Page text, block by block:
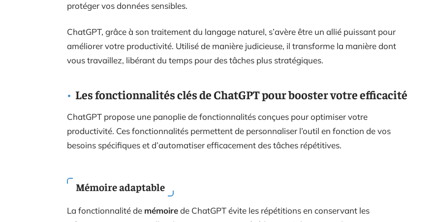
protéger vos données sensibles.
ChatGPT, grâce à son traitement du langage naturel, s’avère être un allié puissant pour
améliorer votre productivité. Utilisé de manière judicieuse, il transforme la manière dont
vous travaillez, libérant du temps pour des tâches plus stratégiques.
Les fonctionnalités clés de ChatGPT pour booster votre efficacité
ChatGPT propose une panoplie de fonctionnalités conçues pour optimiser votre
productivité. Ces fonctionnalités permettent de personnaliser l’outil en fonction de vos
besoins spécifiques et d’automatiser efficacement des tâches répétitives.
Mémoire adaptable
La fonctionnalité de mémoirede ChatGPT évite les répétitions en conservant les